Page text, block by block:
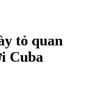
tỏ quan
Cuba